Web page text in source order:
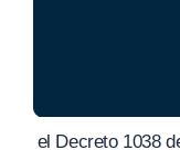
CNSC y los
2:2.36.3.2 del
el Decreto 1038